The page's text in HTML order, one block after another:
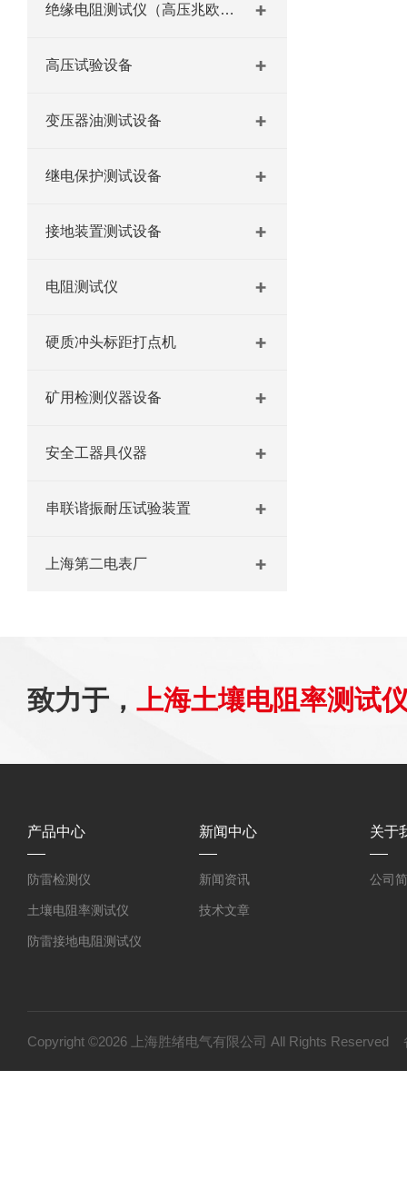
绝缘电阻测试仪（高压兆欧表）
高压试验设备
变压器油测试设备
继电保护测试设备
接地装置测试设备
电阻测试仪
硬质冲头标距打点机
矿用检测仪器设备
安全工器具仪器
串联谐振耐压试验装置
上海第二电表厂
致力于， 上海土壤电阻率测试
产品中心
防雷检测仪
土壤电阻率测试仪
防雷接地电阻测试仪
等电位连接电阻测试仪
新闻中心
新闻资讯
技术文章
关于
公司
Copyright ©2026 上海胜绪电气有限公司 All Rights Reserved